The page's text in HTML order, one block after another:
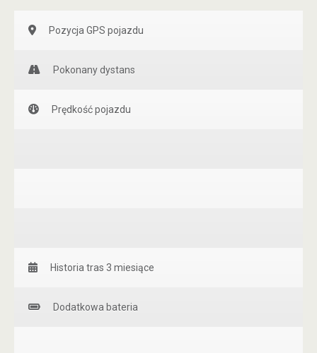
Pozycja GPS pojazdu
Pokonany dystans
Prędkość pojazdu
Historia tras 3 miesiące
Dodatkowa bateria